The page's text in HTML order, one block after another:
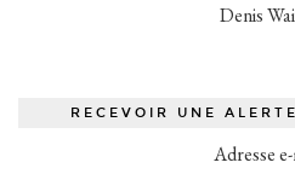
Denis
RECEVOIR UNE
Adresse